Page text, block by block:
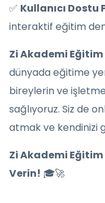
✅ Kullanıcı
interaktif eğitim
Zi Akademi Eğitim
dünyada eğitime
bireylerin ve
sağlıyoruz. Siz de
atmak ve kendinizi
Zi Akademi
Verin! 🎓🚀